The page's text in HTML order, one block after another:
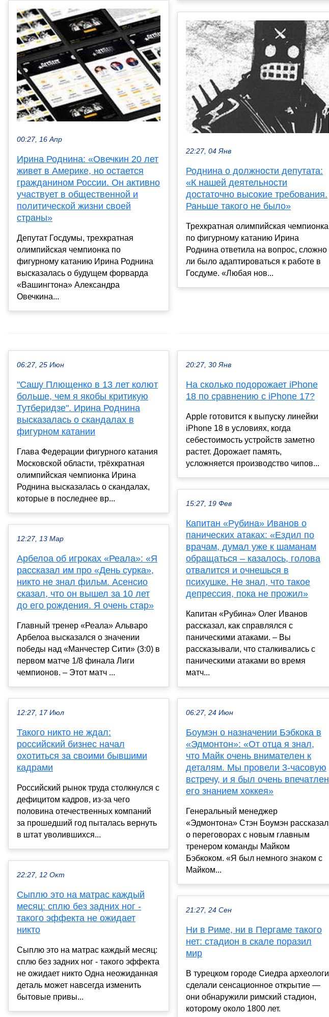
00:27, 16 Апр
Ирина Роднина: «Овечкин 20 лет
живет в Америке, но остается
гражданином России. Он активно
участвует в общественной и
политической жизни своей
страны»
Депутат Госдумы, трехкратная
олимпийская чемпионка по
фигурному катанию Ирина Роднина
высказалась о будущем форварда
«Вашингтона» Александра
Овечкина...
22:27, 04 Янв
Роднина о должности депутата:
«К нашей деятельности
достаточно высокие требования.
Раньше такого не было»
Трехкратная олимпийская чемпионка
по фигурному катанию Ирина
Роднина ответила на вопрос, сложно
ли было адаптироваться к работе в
Госдуме. «Любая нов...
06:27, 25 Июн
"Сашу Плющенко в 13 лет колют
больше, чем я якобы критикую
Тутберидзе". Ирина Роднина
высказалась о скандалах в
фигурном катании
Глава Федерации фигурного катания
Московской области, трёхкратная
олимпийская чемпионка Ирина
Роднина высказалась о скандалах,
которые в последнее вр...
12:27, 13 Мар
Арбелоа об игроках «Реала»: «Я
рассказал им про «День сурка»,
никто не знал фильм. Асенсио
сказал, что он вышел за 10 лет
до его рождения. Я очень стар»
Главный тренер «Реала» Альваро
Арбелоа высказался о значении
победы над «Манчестер Сити» (3:0) в
первом матче 1/8 финала Лиги
чемпионов. – Этот матч ...
12:27, 17 Июл
Такого никто не ждал:
российский бизнес начал
охотиться за своими бывшими
кадрами
Российский рынок труда столкнулся с
дефицитом кадров, из-за чего
половина отечественных компаний
за прошедший год пыталась вернуть
в штат уволившихся...
22:27, 12 Окт
Сыплю это на матрас каждый
месяц: сплю без задних ног -
такого эффекта не ожидает
никто
Сыплю это на матрас каждый месяц:
сплю без задних ног - такого эффекта
не ожидает никто Одна неожиданная
деталь может навсегда изменить
бытовые привы...
20:27, 30 Янв
На сколько подорожает iPhone
18 по сравнению с iPhone 17?
Apple готовится к выпуску линейки
iPhone 18 в условиях, когда
себестоимость устройств заметно
растет. Дорожает память,
усложняется производство чипов...
15:27, 19 Фев
Капитан «Рубина» Иванов о
панических атаках: «Ездил по
врачам, думал уже к шаманам
обращаться – казалось, голова
отвалится и очнешься в
психушке. Не знал, что такое
депрессия, пока не прожил»
Капитан «Рубина» Олег Иванов
рассказал, как справлялся с
паническими атаками. – Вы
рассказывали, что сталкивались с
паническими атаками во время
матч...
06:27, 24 Июн
Боумэн о назначении Бэбкока в
«Эдмонтон»: «От отца я знал,
что Майк очень внимателен к
деталям. Мы провели 3-часовую
встречу, и я был очень впечатлен
его знанием хоккея»
Генеральный менеджер
«Эдмонтона» Стэн Боумэн рассказал
о переговорах с новым главным
тренером команды Майком
Бэбкоком. «Я был немного знаком с
Майком...
21:27, 24 Сен
Ни в Риме, ни в Пергаме такого
нет: стадион в скале поразил
мир
В турецком городе Сиедра археологи
сделали сенсационное открытие —
они обнаружили римский стадион,
которому около 1800 лет.